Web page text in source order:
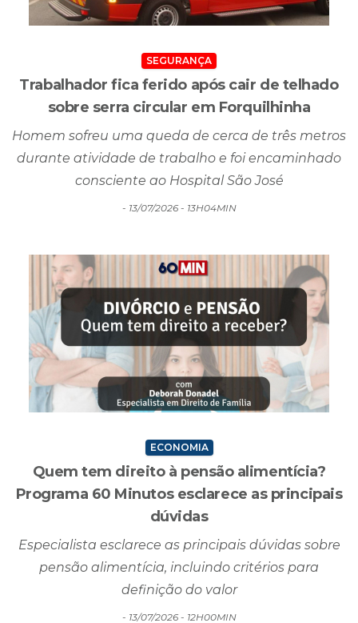
SEGURANÇA
Trabalhador fica ferido após cair de telhado
sobre serra circular em Forquilhinha
Homem sofreu uma queda de cerca de três metros
durante atividade de trabalho e foi encaminhado
consciente ao Hospital São José
- 13/07/2026 - 13H04MIN
ECONOMIA
Quem tem direito à pensão alimentícia?
Programa 60 Minutos esclarece as principais
dúvidas
Especialista esclarece as principais dúvidas sobre
pensão alimentícia, incluindo critérios para
definição do valor
- 13/07/2026 - 12H00MIN